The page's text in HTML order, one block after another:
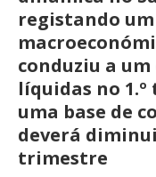
registando
conduziu a
líquidas no 1.º
uma base de
deverá
trimestre